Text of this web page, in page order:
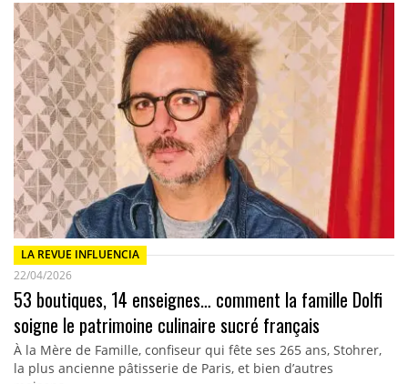
LA REVUE INFLUENCIA
22/04/2026
53 boutiques, 14 enseignes… comment la famille Dolfi
soigne le patrimoine culinaire sucré français
À la Mère de Famille, confiseur qui fête ses 265 ans, Stohrer,
la plus ancienne pâtisserie de Paris, et bien d’autres